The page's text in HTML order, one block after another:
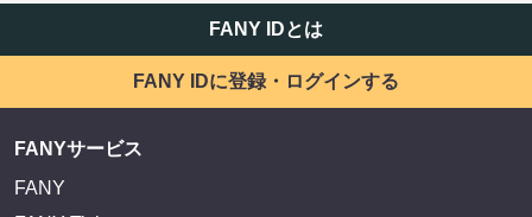
FANY IDとは
FANY IDに登録・ログインする
FANYサービス
FANY